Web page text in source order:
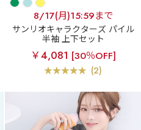
8/17(月)15:59まで
サンリオキャラクターズ パイル
半袖 上下セット
￥4,081 [30％OFF]
(2)